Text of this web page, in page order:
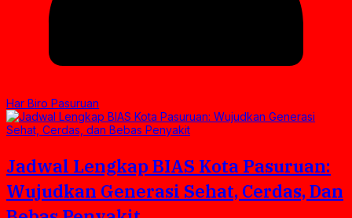
Har Biro Pasuruan
Jadwal Lengkap BIAS Kota Pasuruan:
Wujudkan Generasi Sehat, Cerdas, Dan